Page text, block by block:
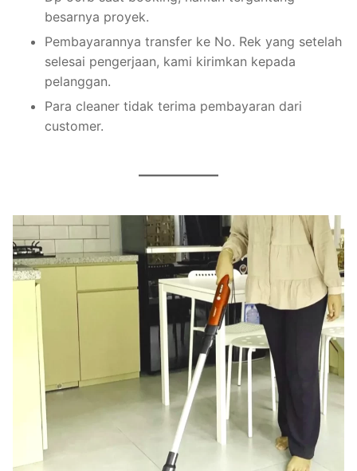
besarnya proyek.
Pembayarannya transfer ke No. Rek yang setelah
selesai pengerjaan, kami kirimkan kepada
pelanggan.
Para cleaner tidak terima pembayaran dari
customer.